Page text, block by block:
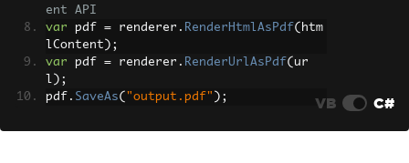
ent API
var pdf = renderer . RenderHtmlAsPdf( htm
lContent );
var pdf = renderer . RenderUrlAsPdf( ur
l );
pdf . SaveAs( "output.pdf" ); VB C#